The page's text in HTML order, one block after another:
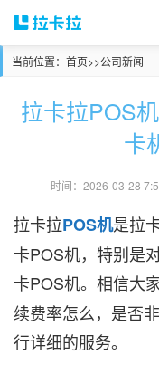
当前位置： 首页>>公司新闻
拉卡拉POS
卡
时间：2026-03-28
拉卡拉POS机是拉
卡POS机，特别是
卡POS机。相信大
续费率怎么，是否
行详细的服务。